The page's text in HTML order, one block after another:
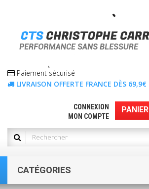
Paiement sécurisé
LIVRAISON OFFERTE FRANCE DÈS 69,9€
PANIER
CONNEXION
MON COMPTE
CATÉGORIES